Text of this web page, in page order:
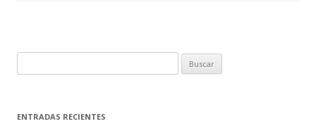
u
c
ENTRADAS RECIENTES